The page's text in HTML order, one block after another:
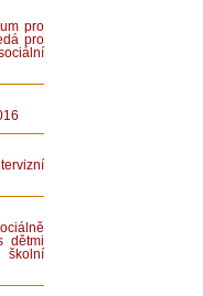
pro
pro
dětmi
školní